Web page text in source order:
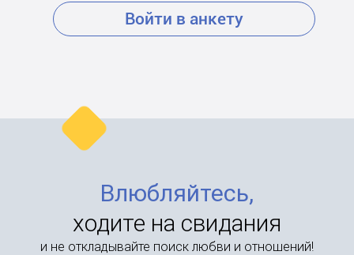
Войти в анкету
Влюбляйтесь,
ходите на свидания
и не откладывайте поиск любви и отношений!